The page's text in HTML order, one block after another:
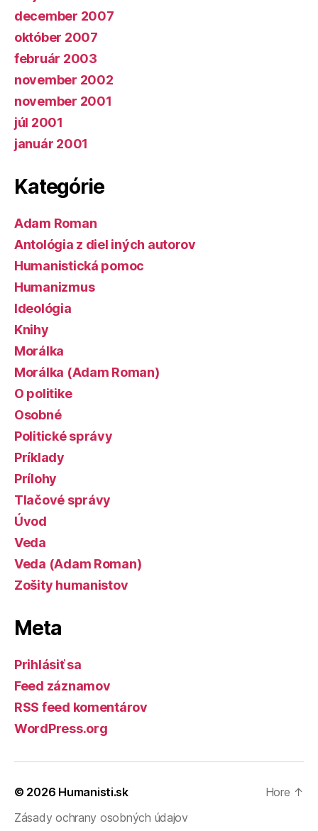
december 2007
október 2007
február 2003
november 2002
november 2001
júl 2001
január 2001
Kategórie
Adam Roman
Antológia z diel iných autorov
Humanistická pomoc
Humanizmus
Ideológia
Knihy
Morálka
Morálka (Adam Roman)
O politike
Osobné
Politické správy
Príklady
Prílohy
Tlačové správy
Úvod
Veda
Veda (Adam Roman)
Zošity humanistov
Meta
Prihlásiť sa
Feed záznamov
RSS feed komentárov
WordPress.org
© 2026 Humanisti.sk
Zásady ochrany osobných údajov
Hore ↑